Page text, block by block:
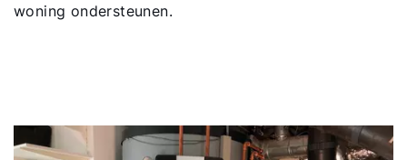
woning ondersteunen.